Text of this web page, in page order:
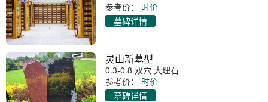
参考价：
时价
墓碑详情
灵山新墓型
0.3-0.8 双穴 大理石
参考价：
时价
墓碑详情